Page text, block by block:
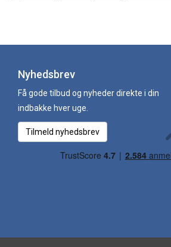
Nyhedsbrev
Få gode tilbud og nyheder direkte i din
indbakke hver uge.
Tilmeld nyhedsbrev